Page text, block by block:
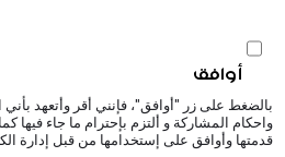
أوافق
بالضغط على زر "أوافق"، فإنني أقر وأتعهد
واحكام المشاركة و ألتزم بإحترام ما جاء فيها
قدمتها وأوافق على إستخدامها من قبل إدارة